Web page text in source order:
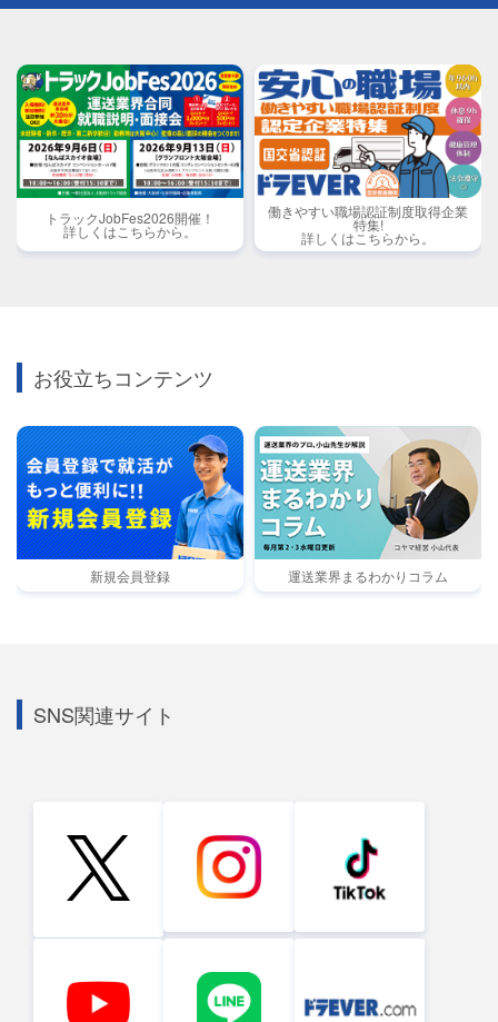
トラックJobFes2026開催！
詳しくはこちらから。
働きやすい職場認証制度取得企業
特集!
詳しくはこちらから。
お役立ちコンテンツ
新規会員登録 運送業界まるわかりコラム
SNS関連サイト